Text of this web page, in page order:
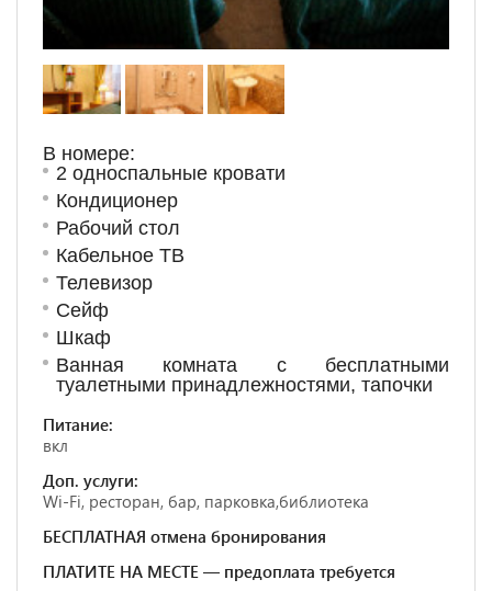
В номере:
2 односпальные кровати
Кондиционер
Рабочий стол
Кабельное ТВ
Телевизор
Сейф
Шкаф
Ванная комната с бесплатными
туалетными принадлежностями, тапочки
Питание:
вкл
Доп. услуги:
Wi-Fi, ресторан, бар, парковка,библиотека
БЕСПЛАТНАЯ отмена бронирования
ПЛАТИТЕ НА МЕСТЕ — предоплата требуется